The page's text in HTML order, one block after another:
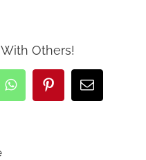
Others!
WhatsAppPinterestEmail